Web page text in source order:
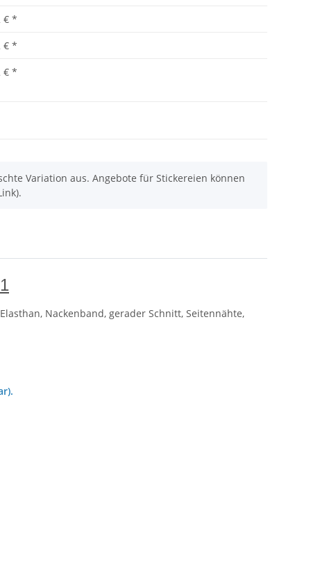
€ *
€ *
€ *
Variation aus. Angebote für Stickereien können
Nackenband, gerader Schnitt, Seitennähte,